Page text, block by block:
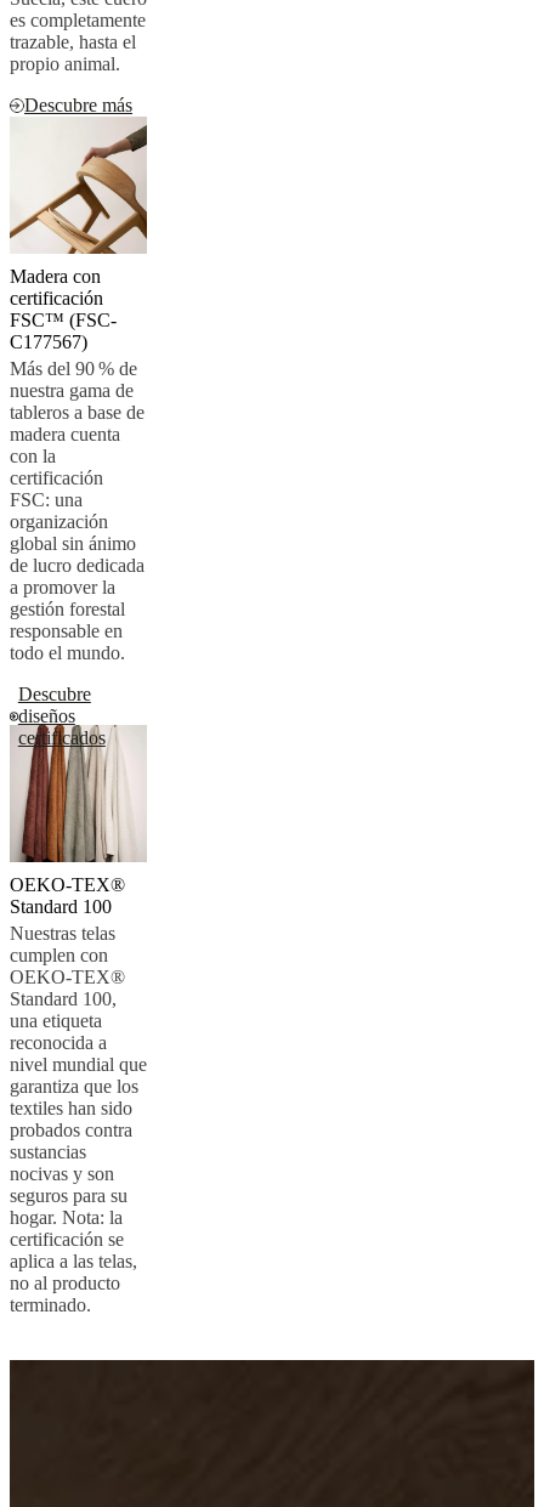
de
montajeGarantíaLegal
de
decoración
de
interiores
Buscar
tiendaAcerca
BoConceptValores
social
corporativaLa
historiaSala
de
prensaArtesanía
y
calidadConoce
a
nuestros
diseñadoresPersonalización
and
certificationsDeclaración
de
accesibilidadHazte
franquiciadoProfessionals
ProgramProjects
and
news
es completamente
trazable, hasta el
propio animal.
Descubre más
Madera con
certificación
FSC™ (FSC-
C177567)
Más del 90 % de
nuestra gama de
tableros a base de
madera cuenta
con la
certificación
FSC: una
organización
global sin ánimo
de lucro dedicada
a promover la
gestión forestal
responsable en
todo el mundo.
Descubre
diseños
certificados
OEKO-TEX®
Standard 100
Nuestras telas
cumplen con
OEKO-TEX®
Standard 100,
una etiqueta
reconocida a
nivel mundial que
garantiza que los
textiles han sido
probados contra
sustancias
nocivas y son
seguros para su
hogar. Nota: la
certificación se
aplica a las telas,
no al producto
terminado.